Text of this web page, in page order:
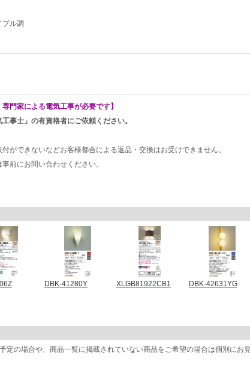
プル調
専門家による電気工事が必要です】
事士」の有資格者にご依頼ください。
ができないなどお客様都合による返品・交換はお受けできません。
事前にお問い合わせください。
DBK-41280Y XLGB81922CB1 DBK-42631YG
定の場合や、商品一覧に掲載されていない商品をご希望の場合は個別にお見